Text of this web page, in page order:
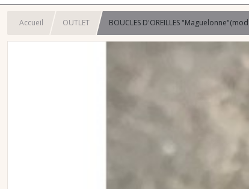
Accueil OUTLET BOUCLES D'OREILLES